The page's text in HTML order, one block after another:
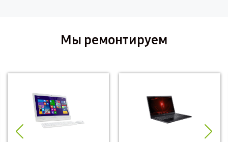
Мы ремонтируем